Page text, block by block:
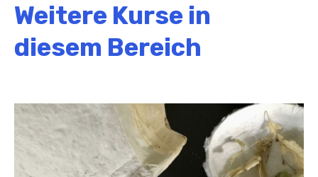
Weitere Kurse in
diesem Bereich